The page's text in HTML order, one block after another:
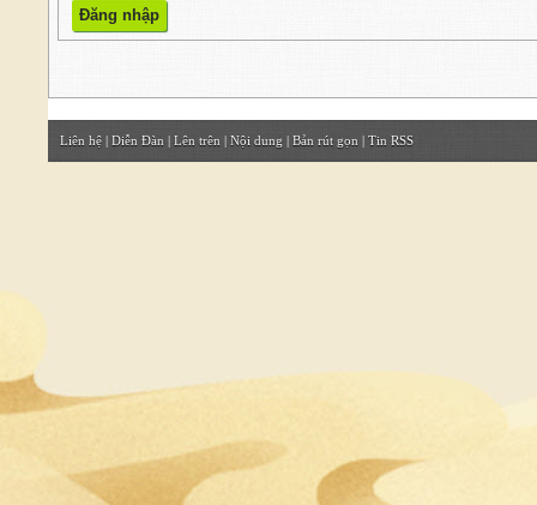
Liên hệ | Diễn Đàn | Lên trên | Nội dung | Bản rút gọn | Tin RSS